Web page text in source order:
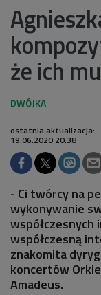
że ich
ostatnia aktualizacja:
19.06.2020 20:38
- Ci twórcy na
wykonywanie
współczesną
znakomita
koncertów
Amadeus.